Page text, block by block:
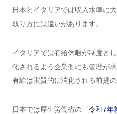
日本とイタリアでは収入水準に
取り方には違いがあります。
イタリアでは有給休暇が制度と
化されるよう企業側にも管理が
有給は実質的に消化される前提
日本では厚生労働省の「 令和7年